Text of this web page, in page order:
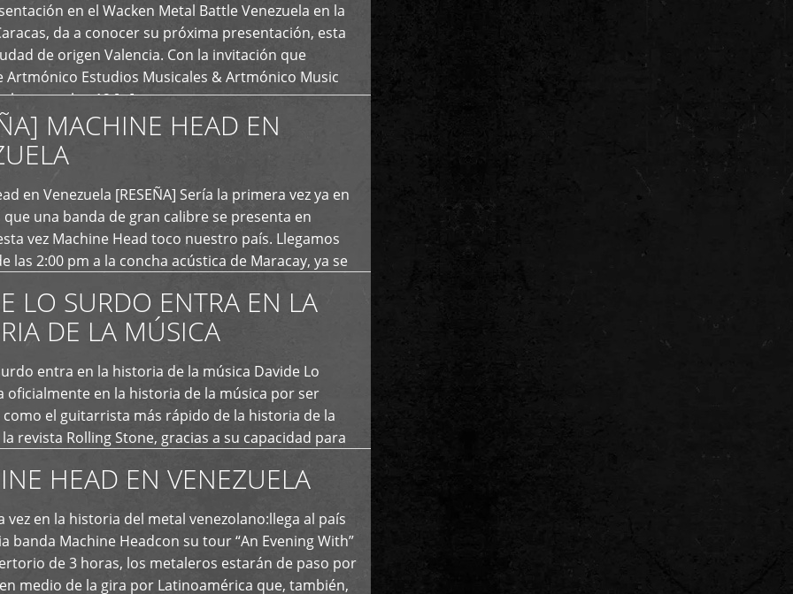
en el Wacken Metal Battle Venezuela en la
da a conocer su próxima presentación, esta
de origen Valencia. Con la invitación que
Artmónico Estudios Musicales & Artmónico Music
cumplen 12 […]
MACHINE HEAD EN
en Venezuela [RESEÑA] Sería la primera vez ya en
una banda de gran calibre se presenta en
vez Machine Head toco nuestro país. Llegamos
las 2:00 pm a la concha acústica de Maracay, ya se
LO SURDO ENTRA EN LA
DE LA MÚSICA
entra en la historia de la música Davide Lo
oficialmente en la historia de la música por ser
el guitarrista más rápido de la historia de la
revista Rolling Stone, gracias a su capacidad para
HEAD EN VENEZUELA
vez en la historia del metal venezolano:llega al país
banda Machine Headcon su tour “An Evening With”
de 3 horas, los metaleros estarán de paso por
medio de la gira por Latinoamérica que, también,